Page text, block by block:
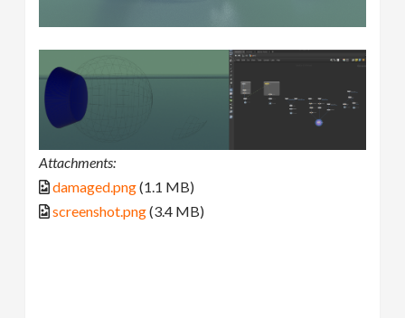
Attachments:
damaged.png(1.1 MB)
screenshot.png(3.4 MB)